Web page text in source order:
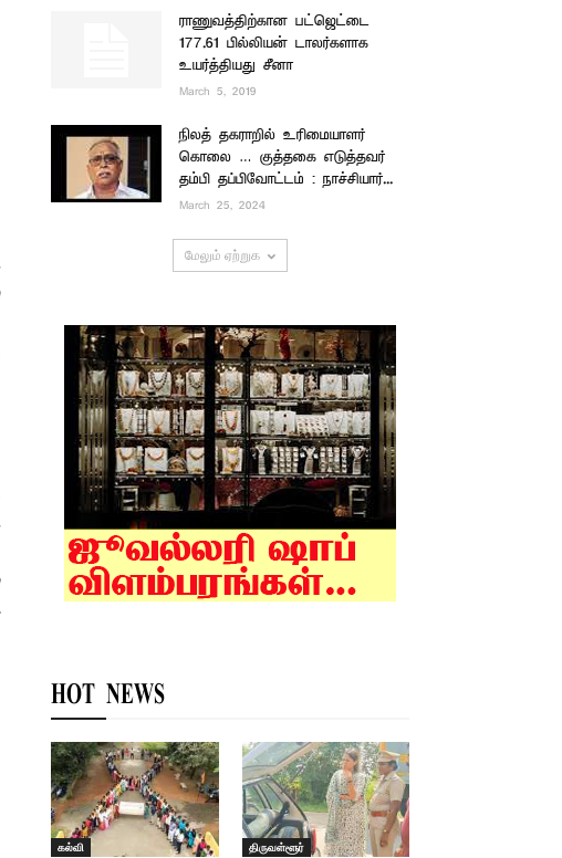
ராணுவத்திற்கான பட்ஜெட்டை
177.61 பில்லியன் டாலர்களாக
உயர்த்தியது சீனா
March 5, 2019
நிலத் தகராறில் உரிமையாளர்
கொலை … குத்தகை எடுத்தவர்
தம்பி தப்பிவோட்டம் : நாச்சியார்...
March 25, 2024
மேலும் ஏற்றுக
HOT NEWS
கல்வி திருவள்ளூர்